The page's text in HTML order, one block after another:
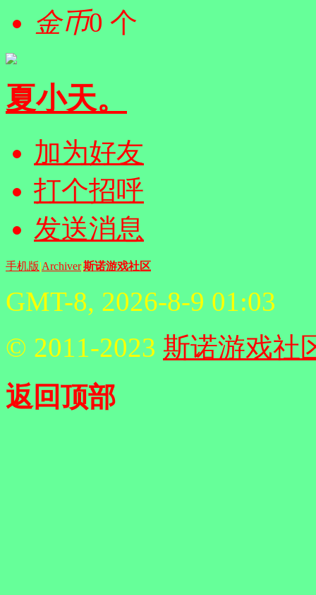
金币0 个
夏小天。
加为好友
打个招呼
发送消息
手机版|Archiver|斯诺游戏社区
GMT-8, 2026-8-9 01:03
© 2011-2023 斯诺游戏社
返回顶部